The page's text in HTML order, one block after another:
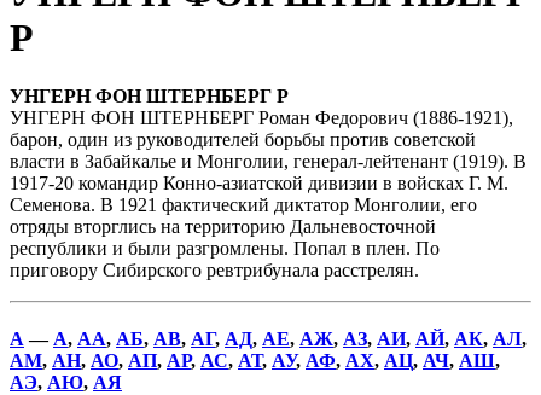
Р
УНГЕРН ФОН ШТЕРНБЕРГ Р
УНГЕРН ФОН ШТЕРНБЕРГ Роман Федорович (1886-1921),
барон, один из руководителей борьбы против советской
власти в Забайкалье и Монголии, генерал-лейтенант (1919). В
1917-20 командир Конно-азиатской дивизии в войсках Г. М.
Семенова. В 1921 фактический диктатор Монголии, его
отряды вторглись на территорию Дальневосточной
республики и были разгромлены. Попал в плен. По
приговору Сибирского ревтрибунала расстрелян.
А — А, АА, АБ, АВ, АГ, АД, АЕ, АЖ, АЗ, АИ, АЙ, АК, АЛ,
АМ, АН, АО, АП, АР, АС, АТ, АУ, АФ, АХ, АЦ, АЧ, АШ,
АЭ, АЮ, АЯ